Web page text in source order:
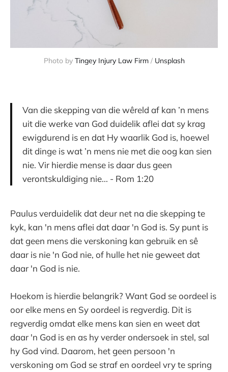
Photo by Tingey Injury Law Firm/ Unsplash
Van die skepping van die wêreld af kan ’n mens
uit die werke van God duidelik aflei dat sy krag
ewigdurend is en dat Hy waarlik God is, hoewel
dit dinge is wat ’n mens nie met die oog kan sien
nie. Vir hierdie mense is daar dus geen
verontskuldiging nie... - Rom 1:20
Paulus verduidelik dat deur net na die skepping te
kyk, kan 'n mens aflei dat daar 'n God is. Sy punt is
dat geen mens die verskoning kan gebruik en sê
daar is nie 'n God nie, of hulle het nie geweet dat
daar 'n God is nie.
Hoekom is hierdie belangrik? Want God se oordeel is
oor elke mens en Sy oordeel is regverdig. Dit is
regverdig omdat elke mens kan sien en weet dat
daar 'n God is en as hy verder ondersoek in stel, sal
hy God vind. Daarom, het geen persoon 'n
verskoning om God se straf en oordeel vry te spring